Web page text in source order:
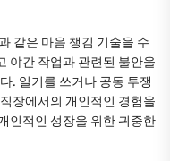
같은 마음 챙김 기술을 수
야간 작업과 관련된 불안을
. 일기를 쓰거나 공동 투쟁
장에서의 개인적인 경험을
인적인 성장을 위한 귀중한